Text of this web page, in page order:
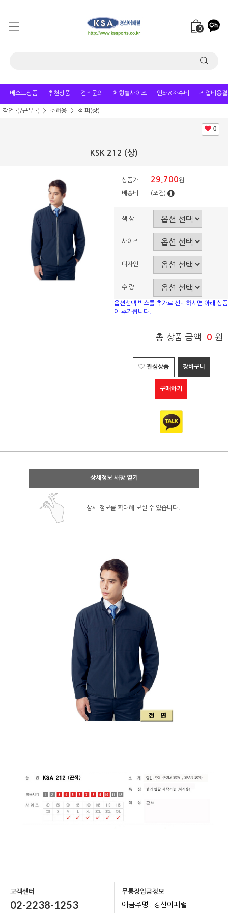
0
베스트상품 추천상품 견적문의 체형별사이즈 인쇄&자수비 작업비용
작업복/근무복 춘하용 점 퍼(상)
0
KSK 212 (상)
상품가 29,700원
배송비 (조건)
색 상
사이즈
디자인
수 량
옵션선택 박스를 추가로 선택하시면 아래 상품
이 추가됩니다.
총 상품 금액 0 원
관심상품 장바구니
구매하기
상세정보 새창 열기
상세 정보를 확대해 보실 수 있습니다.
고객센터
02-2238-1253
무통장입금정보
예금주명 : 경신어패럴